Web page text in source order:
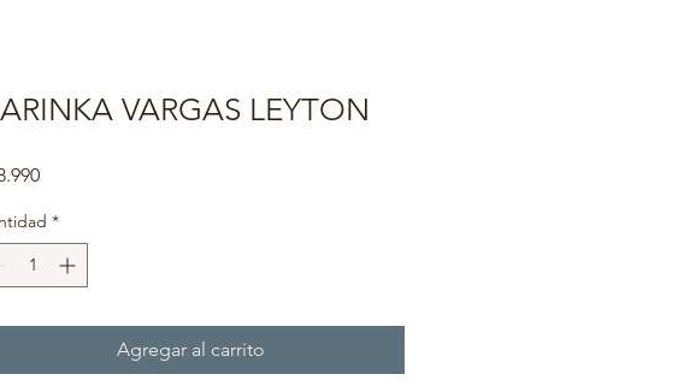
VARGAS LEYTON
Precio
*
Agregar al carrito